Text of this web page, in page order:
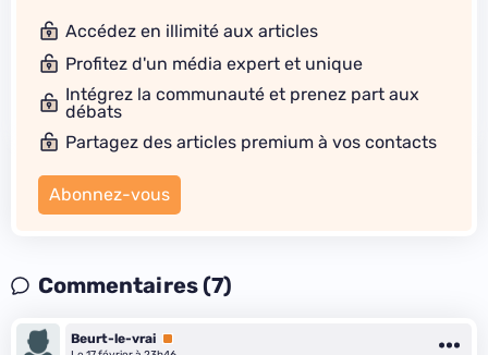
Accédez en illimité aux articles
Profitez d'un média expert et unique
Intégrez la communauté et prenez part aux
débats
Partagez des articles premium à vos contacts
Abonnez-vous
Commentaires (7)
Beurt-le-vrai Premium